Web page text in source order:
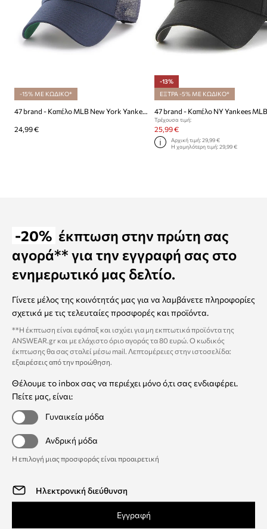
-15% ΜΕ ΚΩΔΙΚΟ*
47 brand - Καπέλο MLB New York Yankees
24,99 €
-13%
ΕΞΤΡΑ -5% ΜΕ ΚΩΔΙΚΟ*
Τρέχουσα τιμή:
25,99 €
Αρχική τιμή: 29,99 €
Η χαμηλότερη τιμή: 29,99 €
-20% έκπτωση στην πρώτη σας
αγορά** για την εγγραφή σας στο
ενημερωτικό μας δελτίο.
Γίνετε μέλος της κοινότητάς μας για να λαμβάνετε πληροφορίες
σχετικά με τις τελευταίες προσφορές και προϊόντα.
**Η έκπτωση είναι εφάπαξ και ισχύει για μη εκπτωτικά προϊόντα της
ANSWEAR.gr και με ελάχιστο όριο αγοράς τα 80 ευρώ. Ο κωδικός
έκπτωσης θα σας σταλεί μέσω mail. Λεπτομέρειες στην ιστοσελίδα:
εξαιρέσεις από την προώθηση.
Θέλουμε το inbox σας να περιέχει μόνο ό,τι σας ενδιαφέρει.
Πείτε μας, είναι:
Γυναικεία μόδα
Ανδρική μόδα
Η επιλογή μιας προσφοράς είναι προαιρετική
Εγγραφή